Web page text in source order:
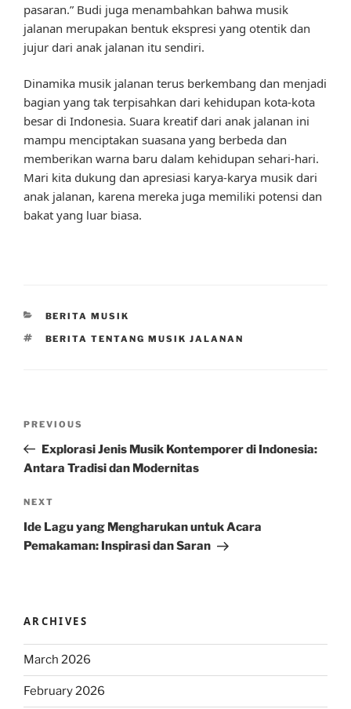
pasaran.” Budi juga menambahkan bahwa musik
jalanan merupakan bentuk ekspresi yang otentik dan
jujur dari anak jalanan itu sendiri.
Dinamika musik jalanan terus berkembang dan menjadi
bagian yang tak terpisahkan dari kehidupan kota-kota
besar di Indonesia. Suara kreatif dari anak jalanan ini
mampu menciptakan suasana yang berbeda dan
memberikan warna baru dalam kehidupan sehari-hari.
Mari kita dukung dan apresiasi karya-karya musik dari
anak jalanan, karena mereka juga memiliki potensi dan
bakat yang luar biasa.
CATEGORIES
BERITA MUSIK
TAGS
BERITA TENTANG MUSIK JALANAN
Previous
Post
PREVIOUS
Explorasi Jenis Musik Kontemporer di Indonesia:
Antara Tradisi dan Modernitas
Next
Post
NEXT
Ide Lagu yang Mengharukan untuk Acara
Pemakaman: Inspirasi dan Saran
ARCHIVES
March 2026
February 2026